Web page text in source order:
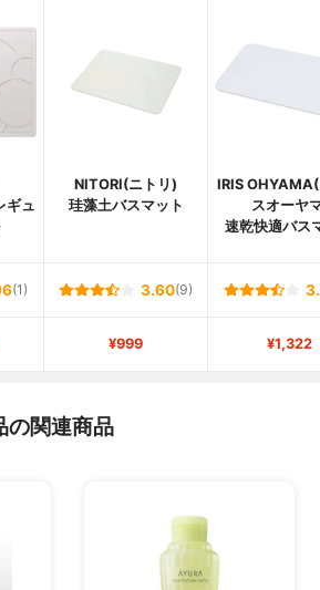
ギュ
NITORI(ニトリ)
珪藻土バスマット
IRIS
スオーヤ
速乾快適バス
(1) 3.60(9)
¥999 ¥1,322
の関連商品